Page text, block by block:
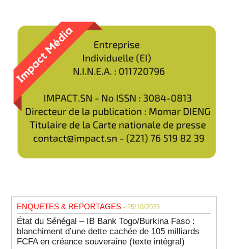
ENQUETES & REPORTAGES - 25/10/2025
État du Sénégal – IB Bank Togo/Burkina Faso :
blanchiment d’une dette cachée de 105 milliards
FCFA en créance souveraine (texte intégral)